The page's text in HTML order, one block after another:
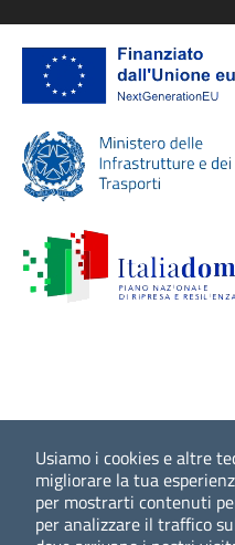
Usiamo i cookies e altre
migliorare la tua
per mostrarti contenuti
per analizzare il traffico